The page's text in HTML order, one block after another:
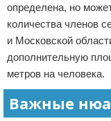
определена, но
количества членов
и Московской
дополнительную
метров на человека.
Важные